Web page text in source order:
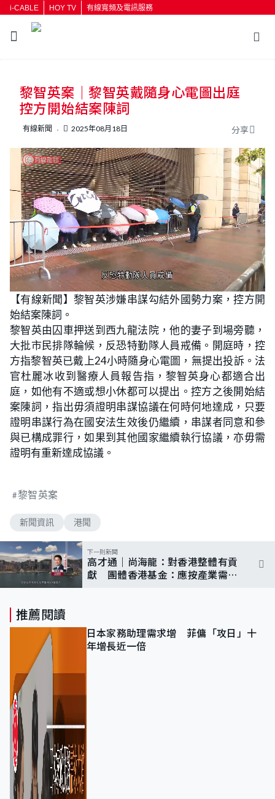
i-CABLE HOY TV 有線寬頻及電訊服務
按輸入鍵開始搜尋
黎智英案｜黎智英戴隨身心電圖出庭
控方開始結案陳詞
有線新聞 2025年08月18日 分享
U
n
m
t
e
L
o
a
d
:
4
6
5
5
%
【有線新聞】黎智英涉嫌串謀勾結外國勢力案，控方開
始結案陳詞。
黎智英由囚車押送到西九龍法院，他的妻子到場旁聽，
大批市民排隊輪候，反恐特勤隊人員戒備。開庭時，控
方指黎智英已戴上24小時隨身心電圖，無提出投訴。法
官杜麗冰收到醫療人員報告指，黎智英身心都適合出
庭，如他有不適或想小休都可以提出。控方之後開始結
案陳詞，指出毋須證明串謀協議在何時何地達成，只要
證明串謀行為在國安法生效後仍繼續，串謀者同意和參
與已構成罪行，如果到其他國家繼續執行協議，亦毋需
證明有重新達成協議。
黎智英案
新聞資訊 港聞
下一則新聞
高才通｜尚海龍：對香港整體有貢
獻 團體香港基金：應按產業需求
推薦閱讀
日本家務助理需求增 菲傭「攻日」十
年增長近一倍